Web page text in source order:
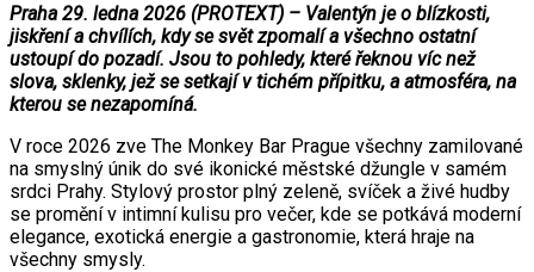
Praha 29. ledna 2026 (PROTEXT) – Valentýn je o blízkosti,
jiskření a chvílích, kdy se svět zpomalí a všechno ostatní
ustoupí do pozadí. Jsou to pohledy, které řeknou víc než
slova, sklenky, jež se setkají v tichém přípitku, a atmosféra, na
kterou se nezapomíná.
V roce 2026 zve The Monkey Bar Prague všechny zamilované
na smyslný únik do své ikonické městské džungle v samém
srdci Prahy. Stylový prostor plný zeleně, svíček a živé hudby
se promění v intimní kulisu pro večer, kde se potkává moderní
elegance, exotická energie a gastronomie, která hraje na
všechny smysly.